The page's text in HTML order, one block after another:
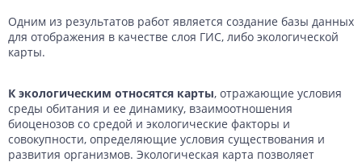
Одним из результатов работ является создание базы данных
для отображения в качестве слоя ГИС, либо экологической
карты.
К экологическим относятся карты, отражающие условия
среды обитания и ее динамику, взаимоотношения
биоценозов со средой и экологические факторы и
совокупности, определяющие условия существования и
развития организмов. Экологическая карта позволяет